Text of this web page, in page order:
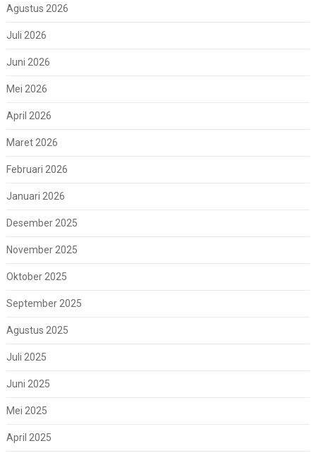
Agustus 2026
Juli 2026
Juni 2026
Mei 2026
April 2026
Maret 2026
Februari 2026
Januari 2026
Desember 2025
November 2025
Oktober 2025
September 2025
Agustus 2025
Juli 2025
Juni 2025
Mei 2025
April 2025